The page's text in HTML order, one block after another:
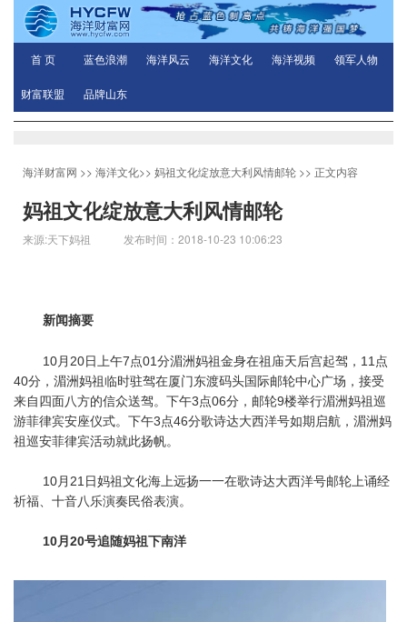
首 页 蓝色浪潮 海洋风云 海洋文化 海洋视频 领军人物
财富联盟 品牌山东
海洋财富网 >> 海洋文化>> 妈祖文化绽放意大利风情邮轮 >> 正文内容
妈祖文化绽放意大利风情邮轮
来源:天下妈祖 发布时间：2018-10-23 10:06:23
新闻摘要
10月20日上午7点01分湄洲妈祖金身在祖庙天后宫起驾，11点
40分，湄洲妈祖临时驻驾在厦门东渡码头国际邮轮中心广场，接受
来自四面八方的信众送驾。下午3点06分，邮轮9楼举行湄洲妈祖巡
游菲律宾安座仪式。下午3点46分歌诗达大西洋号如期启航，湄洲妈
祖巡安菲律宾活动就此扬帆。
10月21日妈祖文化海上远扬一一在歌诗达大西洋号邮轮上诵经
祈福、十音八乐演奏民俗表演。
10月20号追随妈祖下南洋